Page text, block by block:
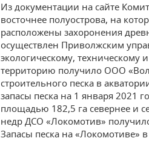
Из документации на сайте
восточнее полуострова, на
расположены захоронения
осуществлен Приволжским
экологическому, техническому
территорию получило ООО
строительного песка в
запасы песка на 1 января 2021
площадью 182,5 га севернее и
недр ДСО «Локомотив»
Запасы песка на «Локомотиве»